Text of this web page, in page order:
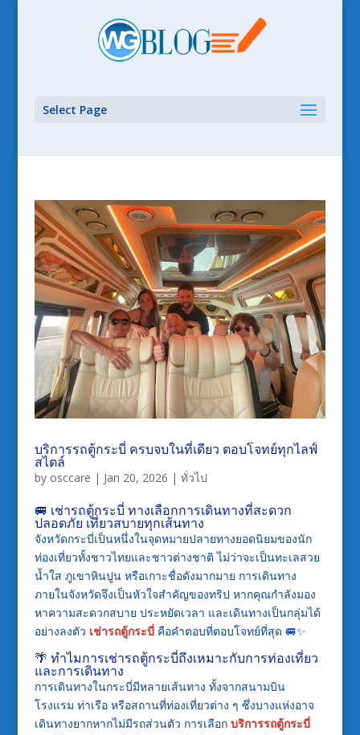
Select Page
บริการรถตู้กระบี่ ครบจบในที่เดียว ตอบโจทย์ทุกไลฟ์
สไตล์
by osccare | Jan 20, 2026 | ทั่วไป
🚐 เช่ารถตู้กระบี่ ทางเลือกการเดินทางที่สะดวก
ปลอดภัย เที่ยวสบายทุกเส้นทาง
จังหวัดกระบี่เป็นหนึ่งในจุดหมายปลายทางยอดนิยมของนัก
ท่องเที่ยวทั้งชาวไทยและชาวต่างชาติ ไม่ว่าจะเป็นทะเลสวย
น้ำใส ภูเขาหินปูน หรือเกาะชื่อดังมากมาย การเดินทาง
ภายในจังหวัดจึงเป็นหัวใจสำคัญของทริป หากคุณกำลังมอง
หาความสะดวกสบาย ประหยัดเวลา และเดินทางเป็นกลุ่มได้
อย่างลงตัว เช่ารถตู้กระบี่คือคำตอบที่ตอบโจทย์ที่สุด 🚐✨
🌴 ทำไมการเช่ารถตู้กระบี่ถึงเหมาะกับการท่องเที่ยว
และการเดินทาง
การเดินทางในกระบี่มีหลายเส้นทาง ทั้งจากสนามบิน
โรงแรม ท่าเรือ หรือสถานที่ท่องเที่ยวต่าง ๆ ซึ่งบางแห่งอาจ
เดินทางยากหากไม่มีรถส่วนตัว การเลือก บริการรถตู้กระบี่